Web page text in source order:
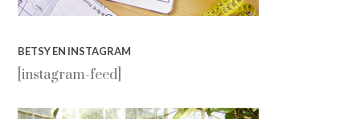
BETSY EN INSTAGRAM
[instagram-feed]